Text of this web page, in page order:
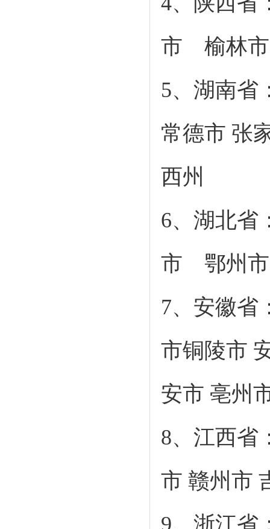
市 榆林市
5、湖南省
常德市 张
西州
6、湖北省
市 鄂州市
7、安徽省
市铜陵市
安市 亳州
8、江西省
市 赣州市
9、浙江省